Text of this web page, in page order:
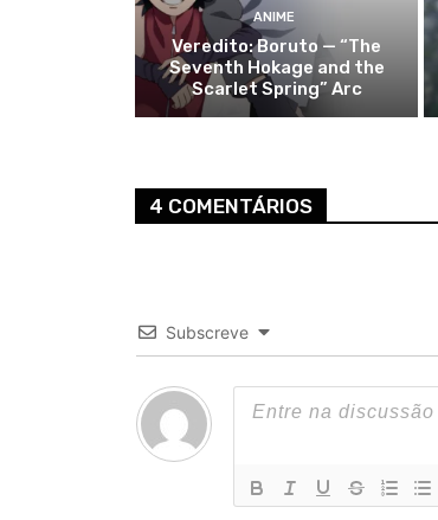
ANIME
Veredito: Boruto — “The
Seventh Hokage and the
Scarlet Spring” Arc
4 COMENTÁRIOS
Subscreve